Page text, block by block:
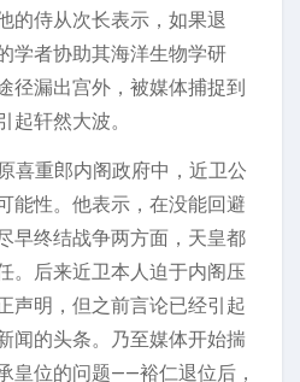
的侍从次长表示，如果退
学者协助其海洋生物学研
径漏出宫外，被媒体捕捉到
起轩然大波。
喜重郎内阁政府中，近卫公
能性。他表示，在没能回避
早终结战争两方面，天皇都
。后来近卫本人迫于内阁压
声明，但之前言论已经引起
闻的头条。乃至媒体开始揣
皇位的问题——裕仁退位后，